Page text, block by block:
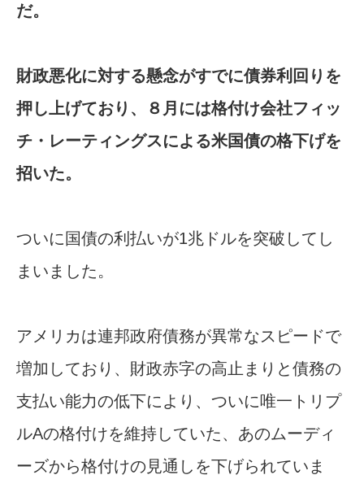
だ。
財政悪化に対する懸念がすでに債券利回りを
押し上げており、８月には格付け会社フィッ
チ・レーティングスによる米国債の格下げを
招いた。
ついに国債の利払いが1兆ドルを突破してし
まいました。
アメリカは連邦政府債務が異常なスピードで
増加しており、財政赤字の高止まりと債務の
支払い能力の低下により、ついに唯一トリプ
ルAの格付けを維持していた、あのムーディ
ーズから格付けの見通しを下げられていま